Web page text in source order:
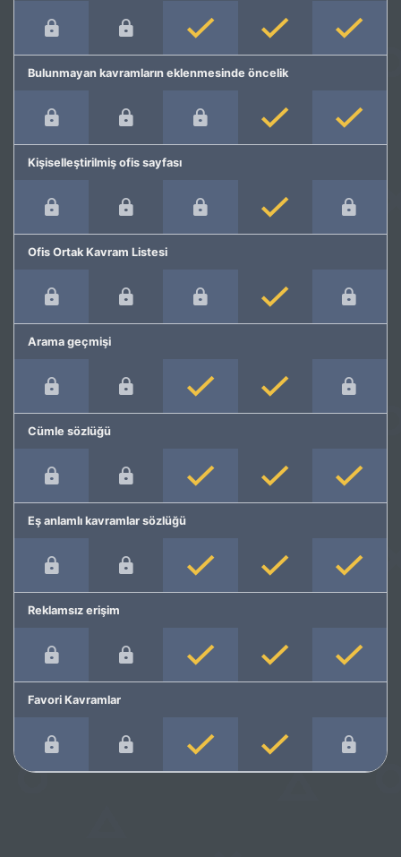
Bulunmayan kavramların eklenmesinde öncelik
Kişiselleştirilmiş ofis sayfası
Ofis Ortak Kavram Listesi
Arama geçmişi
Cümle sözlüğü
Eş anlamlı kavramlar sözlüğü
Reklamsız erişim
Favori Kavramlar